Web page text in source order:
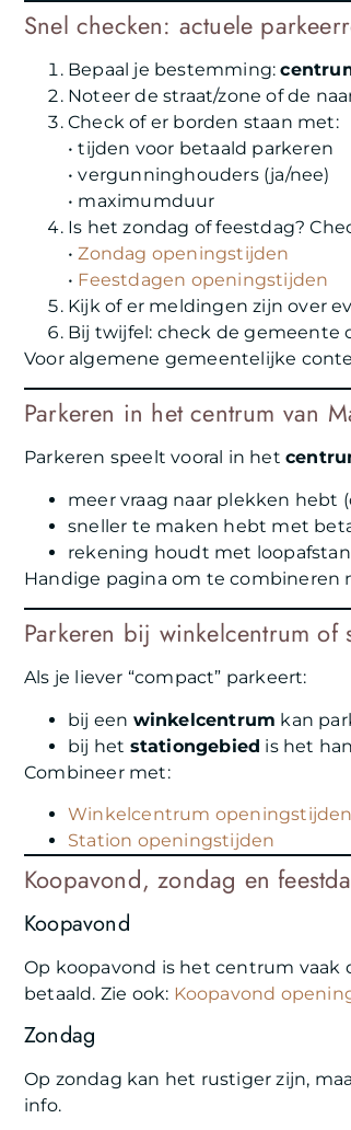
Snel checken: actuele
Bepaal je bestemming:
Noteer de straat/zone of de
Check of er borden staan met:
• tijden voor betaald parkeren
• vergunninghouders (ja/nee)
• maximumduur
Is het zondag of feestdag?
•Zondag openingstijden
• Feestdagen openingstijden
Kijk of er meldingen zijn over
Bij twijfel: check de gemeente
Voor algemene gemeentelijke
Parkeren in het centrum van
Parkeren speelt vooral in het
meer vraag naar plekken hebt
sneller te maken hebt met
rekening houdt met
Handige pagina om te combineren
Parkeren bij winkelcentrum of
Als je liever “compact” parkeert:
bij een winkelcentrum kan
bij het stationgebied is het
Combineer met:
Winkelcentrum openingstijden
Station openingstijden
Koopavond, zondag en
Koopavond
Op koopavond is het centrum vaak
betaald. Zie ook: Koopavond
Zondag
Op zondag kan het rustiger zijn,
info.